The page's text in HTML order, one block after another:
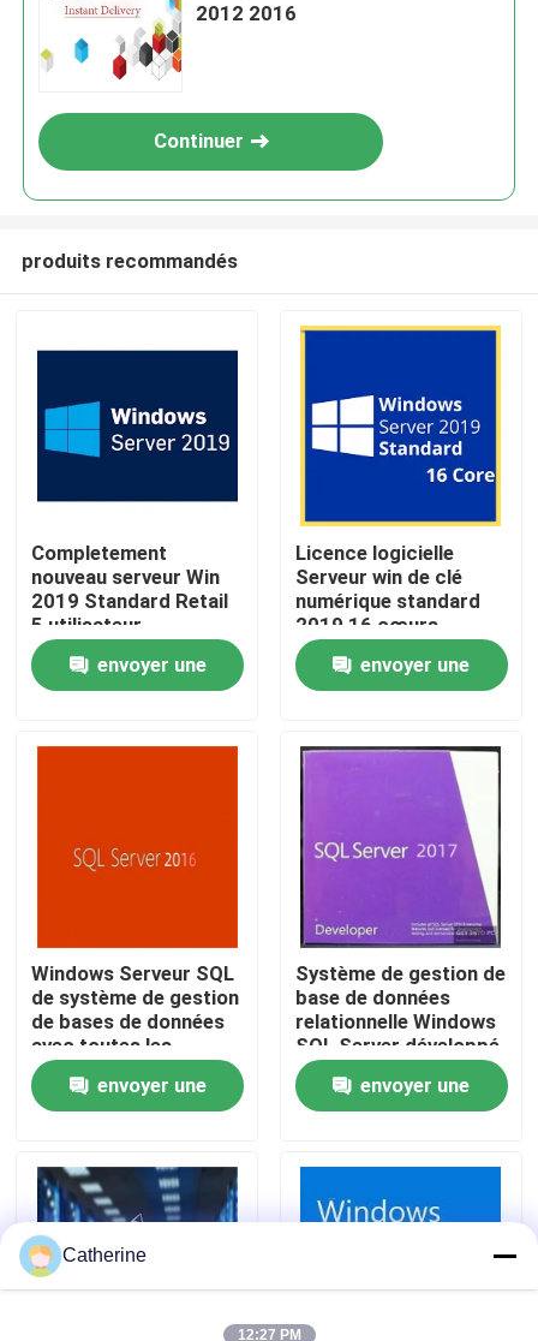
À la maison
À propos de nous
Contrôle de la qualité
Nous contacter
Nouvelles
Demandez un devis
Office 2024 clé acheter
plus professionnel du bureau 2021
2012 2016
Continuer
produits recommandés
Completement
nouveau serveur Win
2019 Standard Retail
5 utilisateur
téléchargement
numérique clé à vie
envoyer une
Licence logicielle
Serveur win de clé
numérique standard
2019 16 cœurs
envoyer une
Windows Serveur SQL
de système de gestion
de bases de données
avec toutes les
langues
envoyer une
Système de gestion de
base de données
relationnelle Windows
SQL Server développé
par
envoyer une
Catherine
12:27 PM